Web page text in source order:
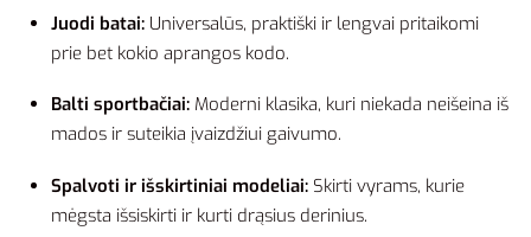
Juodi batai: Universalūs, praktiški ir lengvai pritaikomi
prie bet kokio aprangos kodo.
Balti sportbačiai: Moderni klasika, kuri niekada neišeina iš
mados ir suteikia įvaizdžiui gaivumo.
Spalvoti ir išskirtiniai modeliai: Skirti vyrams, kurie
mėgsta išsiskirti ir kurti drąsius derinius.